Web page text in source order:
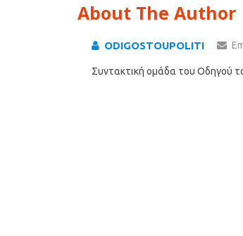
About The Author
ODIGOSTOUPOLITI
Συντακτική ομάδα του Οδηγού